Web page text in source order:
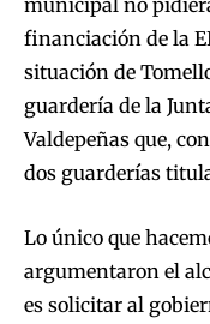
financiación de la
situación de
guardería de la
Valdepeñas que,
dos guarderías
Lo único que
argumentaron el
es solicitar al